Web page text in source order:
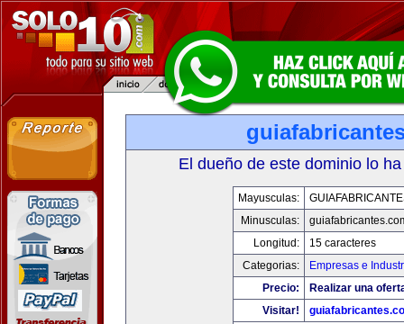
El dueño de este dominio lo
Mayusculas:
Minusculas:
Longitud:
15 caracteres
Categorias:
Empresas e
Precio:
Realizar una
Visitar!